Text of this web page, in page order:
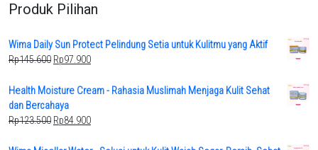
Produk Pilihan
Wima Daily Sun Protect Pelindung Setia untuk Kulitmu yang Aktif
Rp145.600 Original
was:
Rp145.600.
Rp97.900Current
is:
Health Moisture Cream - Rahasia Muslimah Menjaga Kulit Sehat
dan Bercahaya
Rp123.500 Original
Rp84.900Current